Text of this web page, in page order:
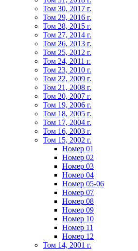
Том 30, 2017 г.
Том 29, 2016 г.
Том 28, 2015 г.
Том 27, 2014 г.
Том 26, 2013 г.
Том 25, 2012 г.
Том 24, 2011 г.
Том 23, 2010 г.
Том 22, 2009 г.
Том 21, 2008 г.
Том 20, 2007 г.
Том 19, 2006 г.
Том 18, 2005 г.
Том 17, 2004 г.
Том 16, 2003 г.
Том 15, 2002 г.
Номер 01
Номер 02
Номер 03
Номер 04
Номер 05-06
Номер 07
Номер 08
Номер 09
Номер 10
Номер 11
Номер 12
Том 14, 2001 г.